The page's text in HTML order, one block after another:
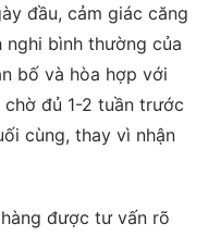
đầu, cảm giác căng
bình thường của
bố và hòa hợp với
chờ đủ 1-2 tuần trước
cùng, thay vì nhận
được tư vấn rõ